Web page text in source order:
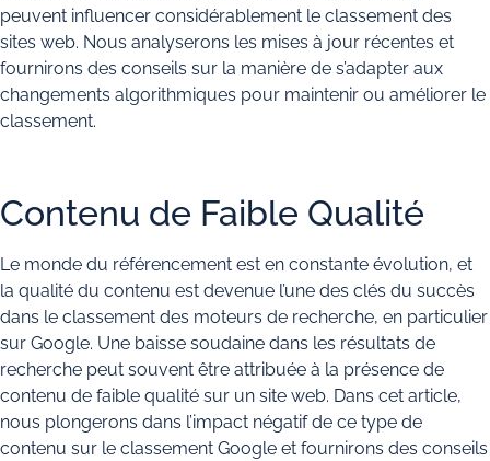
peuvent influencer considérablement le classement des
sites web. Nous analyserons les mises à jour récentes et
fournirons des conseils sur la manière de s’adapter aux
changements algorithmiques pour maintenir ou améliorer le
classement.
Contenu de Faible Qualité
Le monde du référencement est en constante évolution, et
la qualité du contenu est devenue l’une des clés du succès
dans le classement des moteurs de recherche, en particulier
sur Google. Une baisse soudaine dans les résultats de
recherche peut souvent être attribuée à la présence de
contenu de faible qualité sur un site web. Dans cet article,
nous plongerons dans l’impact négatif de ce type de
contenu sur le classement Google et fournirons des conseils